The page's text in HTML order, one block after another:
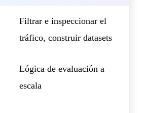
Filtrar e inspeccionar el
tráfico, construir datasets
Lógica de evaluación a
escala